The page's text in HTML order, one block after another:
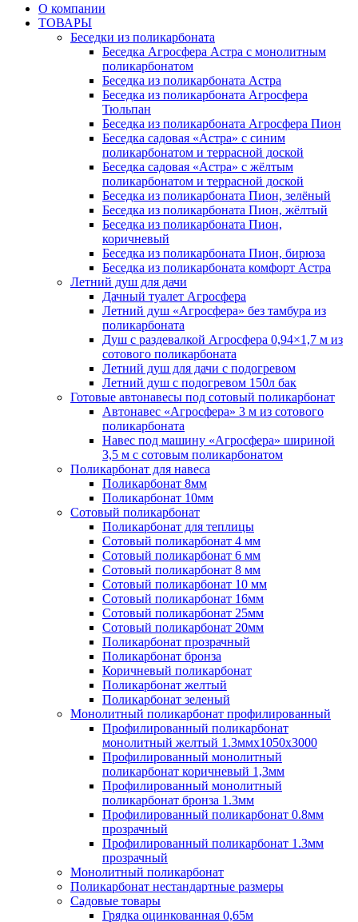
О компании
ТОВАРЫ
Беседки из поликарбоната
Беседка Агросфера Астра с монолитным
поликарбонатом
Беседка из поликарбоната Астра
Беседка из поликарбоната Агросфера
Тюльпан
Беседка из поликарбоната Агросфера Пион
Беседка садовая «Астра» с синим
поликарбонатом и террасной доской
Беседка садовая «Астра» с жёлтым
поликарбонатом и террасной доской
Беседка из поликарбоната Пион, зелёный
Беседка из поликарбоната Пион, жёлтый
Беседка из поликарбоната Пион,
коричневый
Беседка из поликарбоната Пион, бирюза
Беседка из поликарбоната комфорт Астра
Летний душ для дачи
Дачный туалет Агросфера
Летний душ «Агросфера» без тамбура из
поликарбоната
Душ с раздевалкой Агросфера 0,94×1,7 м из
сотового поликарбоната
Летний душ для дачи с подогревом
Летний душ с подогревом 150л бак
Готовые автонавесы под сотовый поликарбонат
Автонавес «Агросфера» 3 м из сотового
поликарбоната
Навес под машину «Агросфера» шириной
3,5 м с сотовым поликарбонатом
Поликарбонат для навеса
Поликарбонат 8мм
Поликарбонат 10мм
Сотовый поликарбонат
Поликарбонат для теплицы
Сотовый поликарбонат 4 мм
Сотовый поликарбонат 6 мм
Сотовый поликарбонат 8 мм
Сотовый поликарбонат 10 мм
Сотовый поликарбонат 16мм
Сотовый поликарбонат 25мм
Сотовый поликарбонат 20мм
Поликарбонат прозрачный
Поликарбонат бронза
Коричневый поликарбонат
Поликарбонат желтый
Поликарбонат зеленый
Монолитный поликарбонат профилированный
Профилированный поликарбонат
монолитный желтый 1.3ммх1050х3000
Профилированный монолитный
поликарбонат коричневый 1,3мм
Профилированный монолитный
поликарбонат бронза 1.3мм
Профилированный поликарбонат 0.8мм
прозрачный
Профилированный поликарбонат 1.3мм
прозрачный
Монолитный поликарбонат
Поликарбонат нестандартные размеры
Садовые товары
Грядка оцинкованная 0,65м